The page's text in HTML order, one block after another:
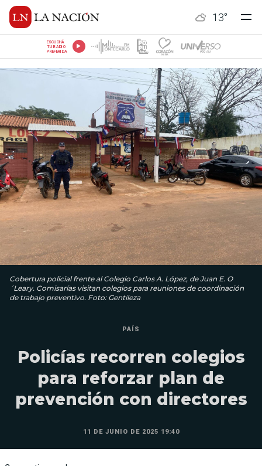
13°
ESCUCHÁ
TU RADIO
PREFERIDA
Cobertura policial frente al Colegio Carlos A. López, de Juan E. O
´Leary. Comisarías visitan colegios para reuniones de coordinación
de trabajo preventivo. Foto: Gentileza
PAÍS
Policías recorren colegios
para reforzar plan de
prevención con directores
11 DE JUNIO DE 2025 19:40